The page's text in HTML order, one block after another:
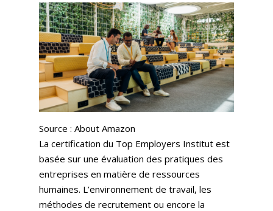
Source : About Amazon
La certification du Top Employers Institut est
basée sur une évaluation des pratiques des
entreprises en matière de ressources
humaines. L’environnement de travail, les
méthodes de recrutement ou encore la